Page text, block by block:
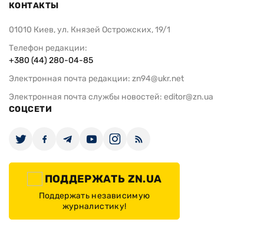
КОНТАКТЫ
01010 Киев, ул. Князей Острожских, 19/1
Телефон редакции:
+380 (44) 280-04-85
Электронная почта редакции: zn94@ukr.net
Электронная почта службы новостей: editor@zn.ua
СОЦСЕТИ
ПОДДЕРЖАТЬ ZN.UA
Поддержать независимую
журналистику!